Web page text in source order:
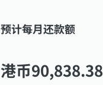
预计每月还款额
港币90,838.38